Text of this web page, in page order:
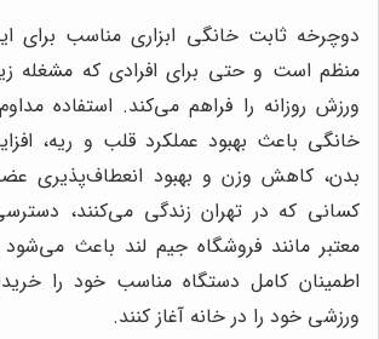
دوچرخه ثابت خانگی ابزاری مناسب برای
منظم است و حتی برای افرادی که مشغله
ورزش روزانه را فراهم می‌کند. استفاده
خانگی باعث بهبود عملکرد قلب و ریه،
بدن، کاهش وزن و بهبود انعطاف‌پذیری
کسانی که در تهران زندگی می‌کنند،
معتبر مانند فروشگاه جیم لند باعث
اطمینان کامل دستگاه مناسب خود را
ورزشی خود را در خانه آغاز کنند.